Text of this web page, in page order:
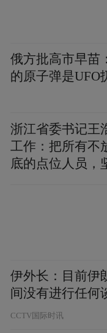
俄方批高市早苗
的原子弹是UFO
浙江省委书记王
工作：把所有不
底的点位人员，
伊外长：目前伊
间没有进行任何
CCTV国际时讯